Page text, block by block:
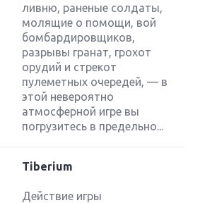
ливню, раненые солдаты,
молящие о помощи, вой
бомбардировщиков,
разрывы гранат, грохот
орудий и стрекот
пулеметных очередей, — в
этой невероятно
атмосферной игре вы
погрузитесь в предельно...
Tiberium
Действие игры